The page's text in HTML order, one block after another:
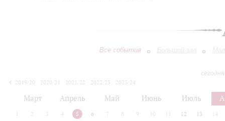
Все события Большой зал
2019/20
2020/21 2021/22 2022/23
2023/24
Март Апрель Май Июнь Июль
2 3 4 5 6 7 8 9 10 12 13 14